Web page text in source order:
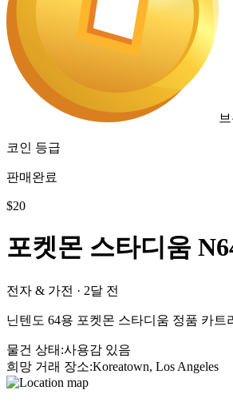
코인 등급
판매완료
$20
포켓몬 스타디움
전자 & 가전 · 2달 전
닌텐도 64용 포켓몬 스타디움 정품 카
물건 상태 :사용감 있음
희망 거래 장소:Koreatown, Los Angeles